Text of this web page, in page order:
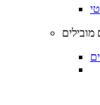
מובילים